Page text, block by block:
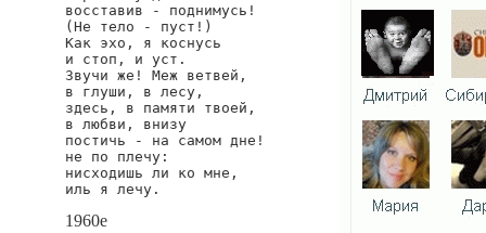
восставив - поднимусь!
(Не тело - пуст!)
Как эхо, я коснусь
и стоп, и уст.
Звучи же! Меж ветвей,
в глуши, в лесу,
здесь, в памяти твоей,
в любви, внизу
постичь - на самом дне!
не по плечу:
нисходишь ли ко мне,
иль я лечу.
1960е